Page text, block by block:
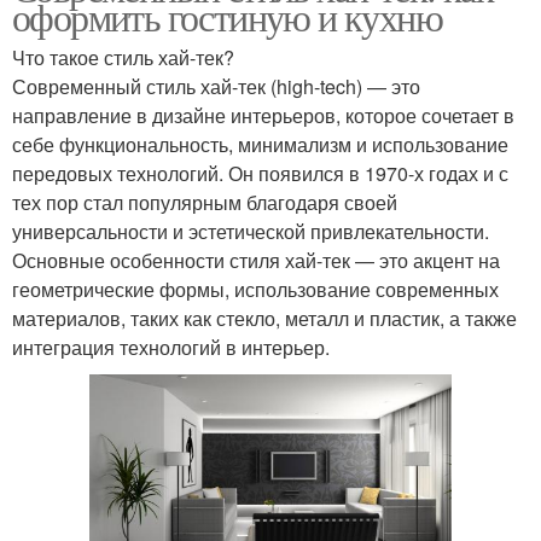
оформить гостиную и кухню
Что такое стиль хай-тек?
Современный стиль хай-тек (high-tech) — это
направление в дизайне интерьеров, которое сочетает в
себе функциональность, минимализм и использование
передовых технологий. Он появился в 1970-х годах и с
тех пор стал популярным благодаря своей
универсальности и эстетической привлекательности.
Основные особенности стиля хай-тек — это акцент на
геометрические формы, использование современных
материалов, таких как стекло, металл и пластик, а также
интеграция технологий в интерьер.